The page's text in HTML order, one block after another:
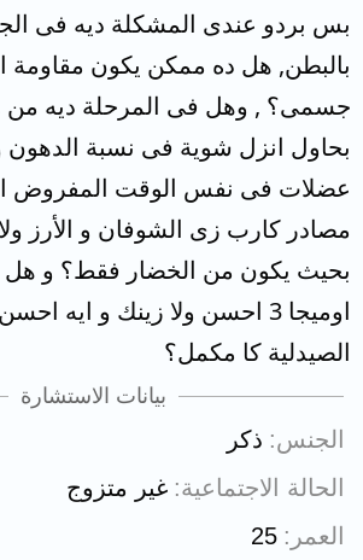
بس بردو عندى المشكلة ديه فى
بالبطن, هل ده ممكن يكون مقاومة
جسمى؟ , وهل فى المرحلة ديه من
بحاول انزل شوية فى نسبة الدهون
عضلات فى نفس الوقت المفروض
مصادر كارب زى الشوفان و الأرز
بحيث يكون من الخضار فقط؟ و هل
اوميجا 3 احسن ولا زينك و ايه
الصيدلية كا مكمل؟
بيانات الاستشارة
الجنس ذكر
الحالة الاجتماعية غير متزوج
العمر
25